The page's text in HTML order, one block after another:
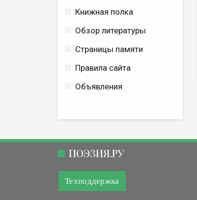
Книжная полка
Обзор литературы
Страницы памяти
Правила сайта
Объявления
ПОЭЗИЯ.РУ
Техподдержка